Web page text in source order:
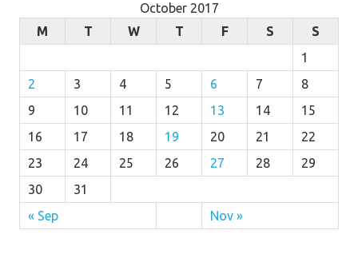
October 2017
M
T W T F S S
« Sep Nov »
1
2
3 4 5 6 7
8
9
10 11 12 13 14
15
16
17 18 19 20 21
22
23
24 25 26 27 28
29
30
31